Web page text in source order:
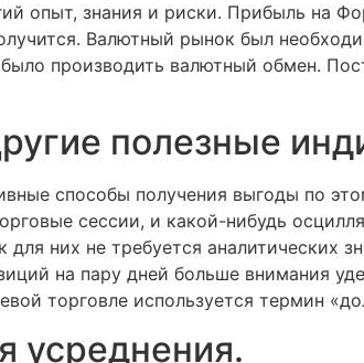
опыт, знания и риски. Прибыль на
Валютный рынок был
производить валютный обмен.
полезные
способы получения выгоды по
сессии, и какой-нибудь
для них не требуется аналитических
на пару дней больше внимания
торговле используется термин
усреднения.